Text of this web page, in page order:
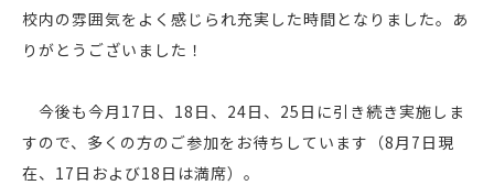
校内の雰囲気をよく感じられ充実した時間となりました。あ
りがとうございました！
今後も今月17日、18日、24日、25日に引き続き実施しま
すので、多くの方のご参加をお待ちしています（8月7日現
在、17日および18日は満席）。